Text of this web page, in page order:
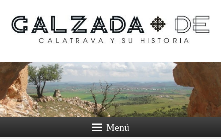
Calzada de Calatrava y
su historia
Menú